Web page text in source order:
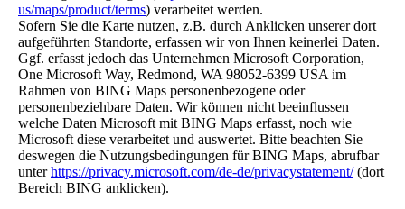
us/maps/product/terms) verarbeitet werden.
Sofern Sie die Karte nutzen, z.B. durch Anklicken unserer dort
aufgeführten Standorte, erfassen wir von Ihnen keinerlei Daten.
Ggf. erfasst jedoch das Unternehmen Microsoft Corporation,
One Microsoft Way, Redmond, WA 98052-6399 USA im
Rahmen von BING Maps personenbezogene oder
personenbeziehbare Daten. Wir können nicht beeinflussen
welche Daten Microsoft mit BING Maps erfasst, noch wie
Microsoft diese verarbeitet und auswertet. Bitte beachten Sie
deswegen die Nutzungsbedingungen für BING Maps, abrufbar
unterhttps://privacy.microsoft.com/de-de/privacystatement/(dort
Bereich BING anklicken).